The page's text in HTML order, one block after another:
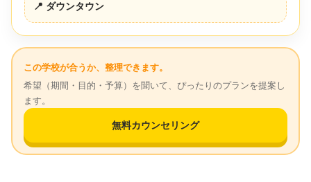
📍 ダウンタウン
この学校が合うか、整理できます。
希望（期間・目的・予算）を聞いて、ぴったりのプランを提案し
ます。
無料カウンセリング